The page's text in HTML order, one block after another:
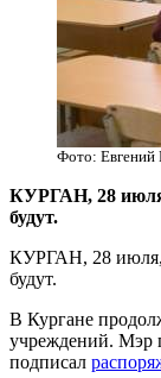
Фото: Евгений
​КУРГАН, 28
будут.
КУРГАН, 28 июля,
будут.
В Кургане
учреждений. Мэр
подписал